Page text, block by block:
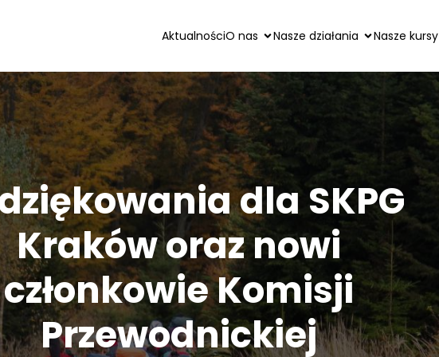
AktualnościO nas Nasze działania Nasze kursy
dla SKPG
Kraków oraz nowi
członkowie Komisji
Przewodnickiej